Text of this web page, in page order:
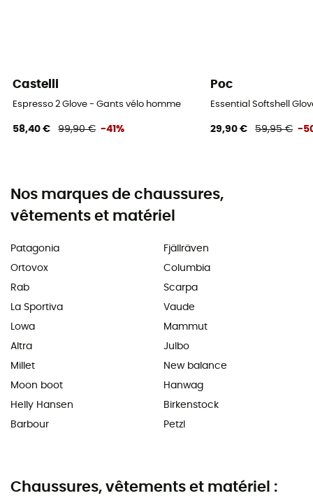
Castelli
Espresso 2 Glove - Gants vélo homme
58,40 € 99,90 € -41%
Poc
Essential Softshell
29,90 € 59,95 € -
Nos marques de chaussures,
vêtements et matériel
Patagonia
Ortovox
Rab
La Sportiva
Lowa
Altra
Millet
Moon boot
Helly Hansen
Barbour
Fjällräven
Columbia
Scarpa
Vaude
Mammut
Julbo
New balance
Hanwag
Birkenstock
Petzl
Chaussures, vêtements et matériel :